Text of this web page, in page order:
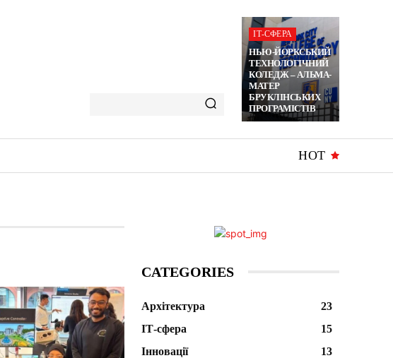
ІТ-СФЕРА
НЬЮ-ЙОРКСЬКИЙ
ТЕХНОЛОГІЧНИЙ
КОЛЕДЖ – АЛЬМА-
МАТЕР
БРУКЛІНСЬКИХ
ПРОГРАМІСТІВ
HOT
CATEGORIES
Архітектура
23
ІТ-сфера
15
Інновації
13